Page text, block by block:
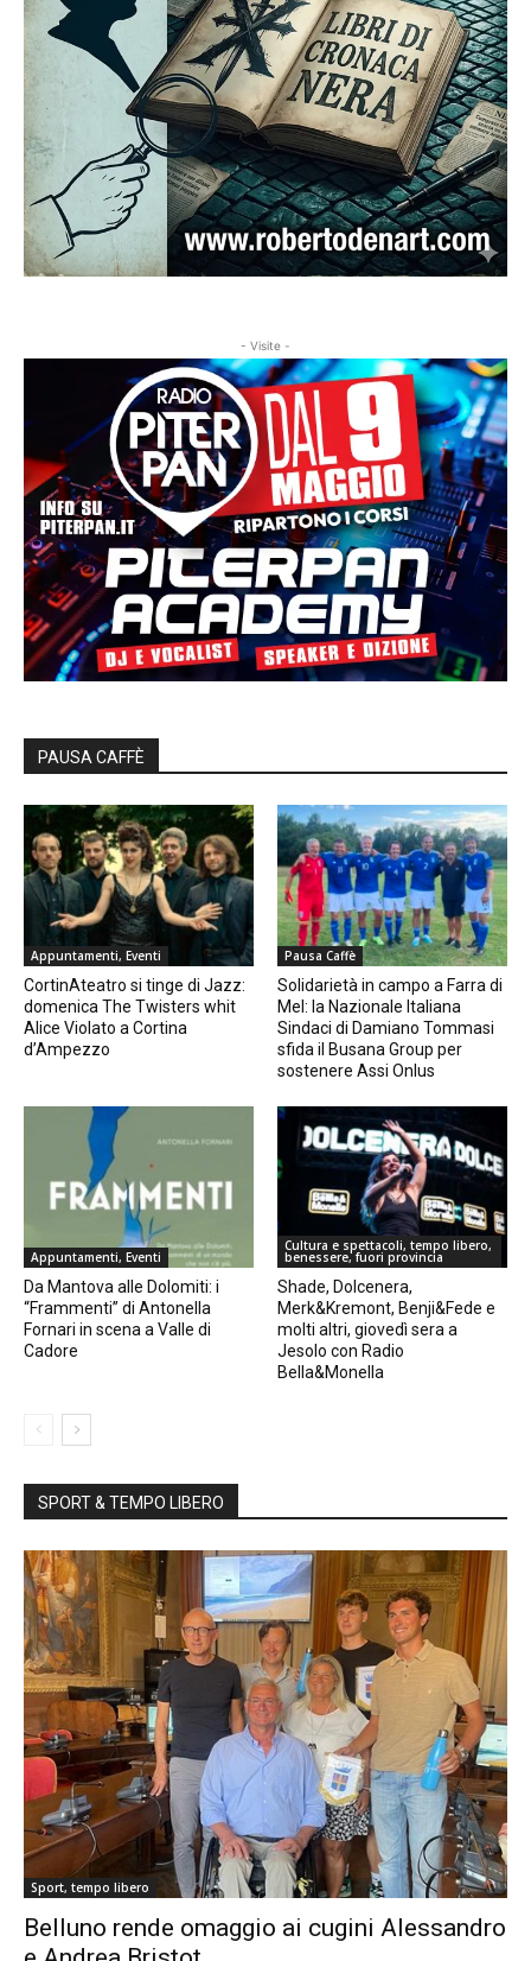
- Visite -
PAUSA CAFFÈ
Appuntamenti, Eventi
CortinAteatro si tinge di Jazz:
domenica The Twisters whit
Alice Violato a Cortina
d’Ampezzo
Pausa Caffè
Solidarietà in campo a Farra di
Mel: la Nazionale Italiana
Sindaci di Damiano Tommasi
sfida il Busana Group per
sostenere Assi Onlus
Appuntamenti, Eventi
Da Mantova alle Dolomiti: i
“Frammenti” di Antonella
Fornari in scena a Valle di
Cadore
Cultura e spettacoli, tempo libero,
benessere, fuori provincia
Shade, Dolcenera,
Merk&Kremont, Benji&Fede e
molti altri, giovedì sera a
Jesolo con Radio
Bella&Monella
SPORT & TEMPO LIBERO
Sport, tempo libero
Belluno rende omaggio ai cugini Alessandro